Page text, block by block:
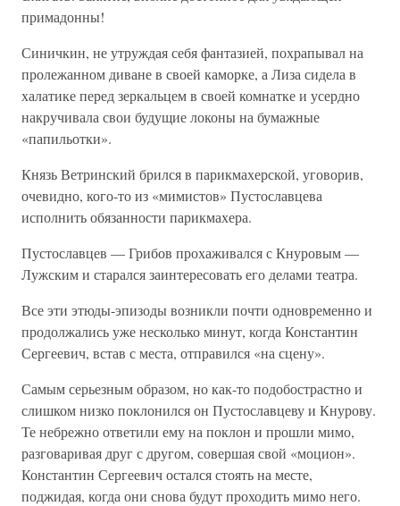
примадонны!
Синичкин, не утруждая себя фантазией, похрапывал на
пролежанном диване в своей каморке, а Лиза сидела в
халатике перед зеркальцем в своей комнатке и усердно
накручивала свои будущие локоны на бумажные
«папильотки».
Князь Ветринский брился в парикмахерской, уговорив,
очевидно, кого-то из «мимистов» Пустославцева
исполнить обязанности парикмахера.
Пустославцев — Грибов прохаживался с Кнуровым —
Лужским и старался заинтересовать его делами театра.
Все эти этюды-эпизоды возникли почти одновременно и
продолжались уже несколько минут, когда Константин
Сергеевич, встав с места, отправился «на сцену».
Самым серьезным образом, но как-то подобострастно и
слишком низко поклонился он Пустославцеву и Кнурову.
Те небрежно ответили ему на поклон и прошли мимо,
разговаривая друг с другом, совершая свой «моцион».
Константин Сергеевич остался стоять на месте,
поджидая, когда они снова будут проходить мимо него.